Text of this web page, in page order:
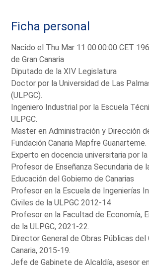
Ficha personal
Nacido el Thu Mar 11 00:00:00 CET
de Gran Canaria
Diputado de la XIV Legislatura
Doctor por la Universidad de Las
(ULPGC).
Ingeniero Industrial por la Escuela
ULPGC.
Master en Administración y Dirección
Fundación Canaria Mapfre Guanarteme.
Experto en docencia universitaria por la
Profesor de Enseñanza Secundaria de
Educación del Gobierno de Canarias
Profesor en la Escuela de Ingenierías
Civiles de la ULPGC 2012-14
Profesor en la Facultad de Economía,
de la ULPGC, 2021-22.
Director General de Obras Públicas del
Canaria, 2015-19.
Jefe de Gabinete de Alcaldía, asesor